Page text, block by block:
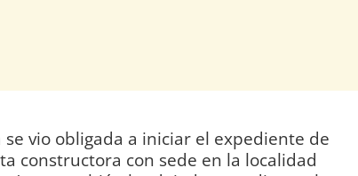
vio obligada a iniciar el expediente de
constructora con sede en la localidad